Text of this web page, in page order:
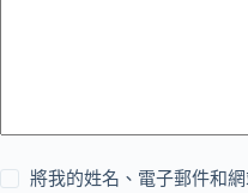
將我的姓名、電子郵件和